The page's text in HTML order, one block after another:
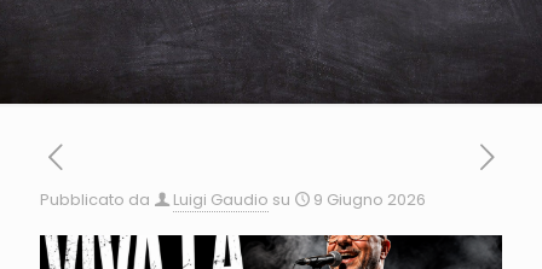
Pubblicato da Luigi Gaudio su 9 Giugno 2026